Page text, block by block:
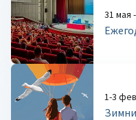
31 мая
1-3